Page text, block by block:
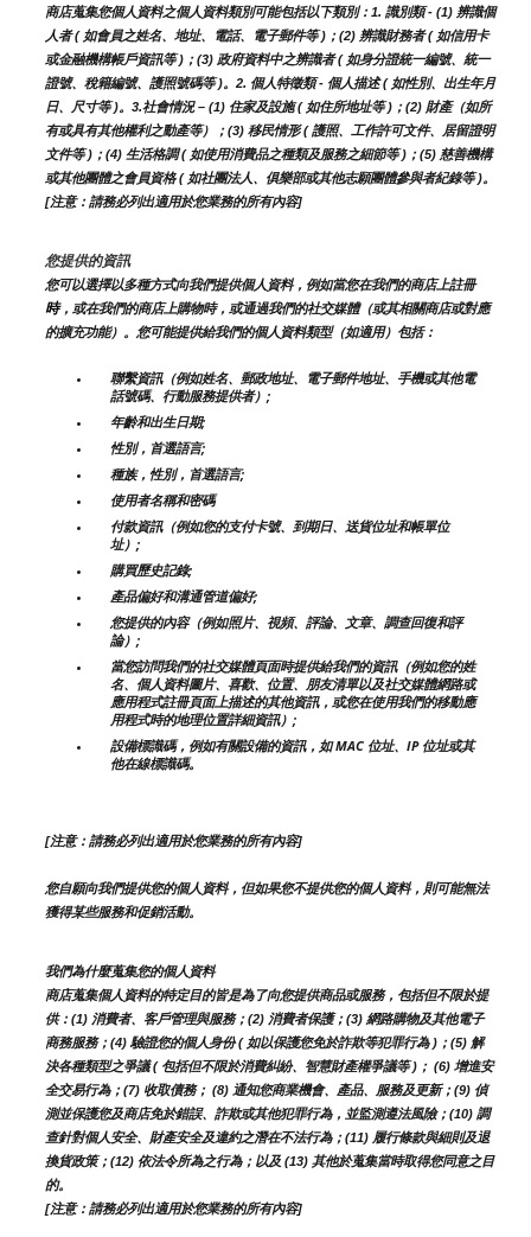
商店蒐集您個人資料之個人資料類別可能包括以下類別：1. 識別類 - (1) 辨識個
人者 ( 如會員之姓名、地址、電話、電子郵件等 )；(2) 辨識財務者 ( 如信用卡
或金融機構帳戶資訊等 )；(3) 政府資料中之辨識者 ( 如身分證統一編號、統一
證號、稅籍編號、護照號碼等 )。2. 個人特徵類 - 個人描述 ( 如性別、出生年月
日、尺寸等 )。3.社會情況 – (1) 住家及設施 ( 如住所地址等 )；(2) 財產（如所
有或具有其他權利之動產等）；(3) 移民情形 ( 護照、工作許可文件、居留證明
文件等 )；(4) 生活格調 ( 如使用消費品之種類及服務之細節等 )；(5) 慈善機構
或其他團體之會員資格 ( 如社團法人、俱樂部或其他志願團體參與者紀錄等 )。
[注意：請務必列出適用於您業務的所有內容]
您提供的資訊
您可以選擇以多種方式向我們提供個人資料，例如當您在我們的商店上註冊
時，或在我們的商店上購物時，或通過我們的社交媒體（或其相關商店或對應
的擴充功能）。您可能提供給我們的個人資料類型（如適用）包括：
聯繫資訊（例如姓名、郵政地址、電子郵件地址、手機或其他電
話號碼、行動服務提供者）;
年齡和出生日期;
性別，首選語言;
種族，性別，首選語言;
使用者名稱和密碼
付款資訊（例如您的支付卡號、到期日、送貨位址和帳單位
址）;
購買歷史記錄;
產品偏好和溝通管道偏好;
您提供的內容（例如照片、視頻、評論、文章、調查回復和評
論）;
當您訪問我們的社交媒體頁面時提供給我們的資訊（例如您的姓
名、個人資料圖片、喜歡、位置、朋友清單以及社交媒體網路或
應用程式註冊頁面上描述的其他資訊，或您在使用我們的移動應
用程式時的地理位置詳細資訊）;
設備標識碼，例如有關設備的資訊，如 MAC 位址、IP 位址或其
他在線標識碼。
[注意：請務必列出適用於您業務的所有內容]
您自願向我們提供您的個人資料，但如果您不提供您的個人資料，則可能無法
獲得某些服務和促銷活動。
我們為什麼蒐集您的個人資料
商店蒐集個人資料的特定目的皆是為了向您提供商品或服務，包括但不限於提
供：(1) 消費者、客戶管理與服務；(2) 消費者保護；(3) 網路購物及其他電子
商務服務；(4) 驗證您的個人身份 ( 如以保護您免於詐欺等犯罪行為 )；(5) 解
決各種類型之爭議 ( 包括但不限於消費糾紛、智慧財產權爭議等 )； (6) 增進安
全交易行為；(7) 收取債務； (8) 通知您商業機會、產品、服務及更新；(9) 偵
測並保護您及商店免於錯誤、詐欺或其他犯罪行為，並監測遵法風險；(10) 調
查針對個人安全、財產安全及違約之潛在不法行為；(11) 履行條款與細則及退
換貨政策；(12) 依法令所為之行為；以及 (13) 其他於蒐集當時取得您同意之目
的。
[注意：請務必列出適用於您業務的所有內容]